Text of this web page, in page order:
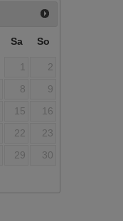
Sa So
1
2
8
9
15
16
22
23
29
30